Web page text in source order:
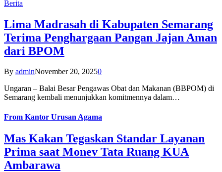
Berita
Lima Madrasah di Kabupaten Semarang
Terima Penghargaan Pangan Jajan Aman
dari BPOM
By adminNovember 20, 20250
Ungaran – Balai Besar Pengawas Obat dan Makanan (BBPOM) di
Semarang kembali menunjukkan komitmennya dalam…
From Kantor Urusan Agama
Mas Kakan Tegaskan Standar Layanan
Prima saat Monev Tata Ruang KUA
Ambarawa